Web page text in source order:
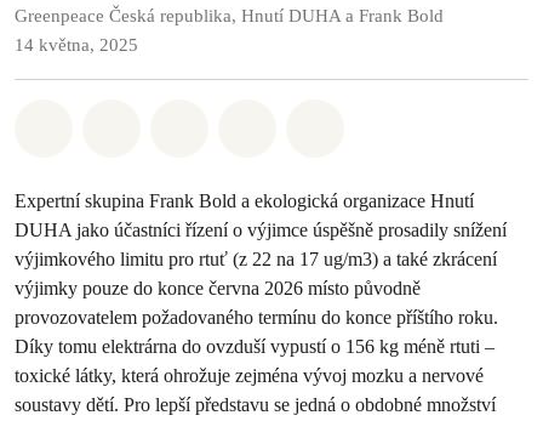
Greenpeace Česká republika, Hnutí DUHA a Frank Bold
14 května, 2025
Expertní skupina Frank Bold a ekologická organizace Hnutí
DUHA jako účastníci řízení o výjimce úspěšně prosadily snížení
výjimkového limitu pro rtuť (z 22 na 17 ug/m3) a také zkrácení
výjimky pouze do konce června 2026 místo původně
provozovatelem požadovaného termínu do konce příštího roku.
Díky tomu elektrárna do ovzduší vypustí o 156 kg méně rtuti –
toxické látky, která ohrožuje zejména vývoj mozku a nervové
soustavy dětí. Pro lepší představu se jedná o obdobné množství